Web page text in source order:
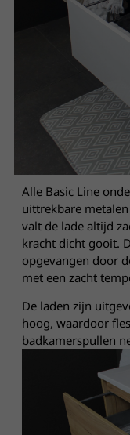
Alle Basic Line
uittrekbare
valt de lade altijd
kracht dicht gooit.
opgevangen door
met een zacht
De laden zijn
hoog, waardoor
badkamerspullen